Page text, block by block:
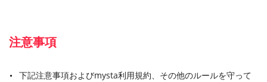
注意事項
下記注意事項およびmysta利用規約、その他のルールを守って